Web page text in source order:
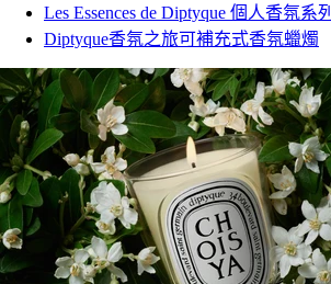
Les Essences de Diptyque 個人香氛系列
Diptyque香氛之旅可補充式香氛蠟燭